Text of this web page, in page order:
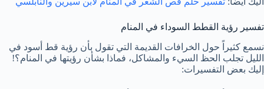
تفسير رؤية القطط السوداء في المنام
نسمع كثيراً حول الخرافات القديمة التي تقول بأن رؤية قط أسود في
الليل تجلب الحظ السيء والمشاكل، فماذا بشأن رؤيتها في المنام؟!
إليك بعض التفسيرات: